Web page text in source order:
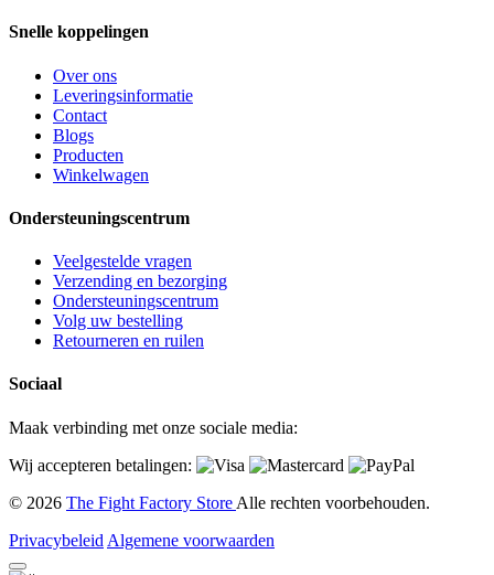
Snelle koppelingen
Over ons
Leveringsinformatie
Contact
Blogs
Producten
Winkelwagen
Ondersteuningscentrum
Veelgestelde vragen
Verzending en bezorging
Ondersteuningscentrum
Volg uw bestelling
Retourneren en ruilen
Sociaal
Maak verbinding met onze sociale media:
Wij accepteren betalingen:
© 2026 The Fight Factory Store Alle rechten voorbehouden.
Privacybeleid Algemene voorwaarden